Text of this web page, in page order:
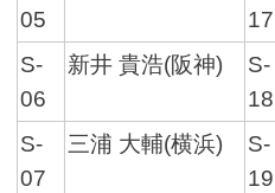
05
17
S-
06
新井 貴浩(阪神)
S-
18
S-
07
三浦 大輔(横浜)
S-
19